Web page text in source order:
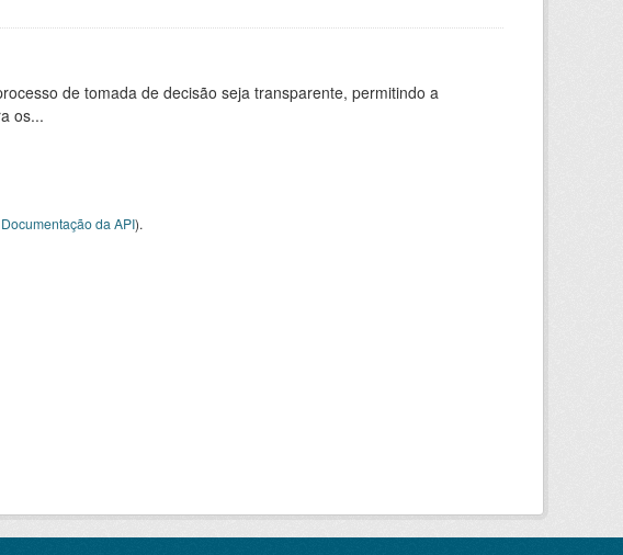
de tomada de decisão seja transparente, permitindo a
os...
Documentação da API).